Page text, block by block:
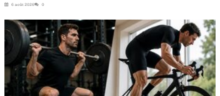
6 août 2026 0